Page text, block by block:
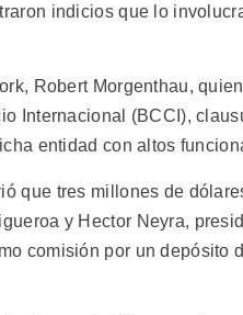
indicios que lo
Robert Morgenthau,
Internacional (BCCI),
entidad con altos
que tres millones de
y Hector Neyra,
comisión por un depósito